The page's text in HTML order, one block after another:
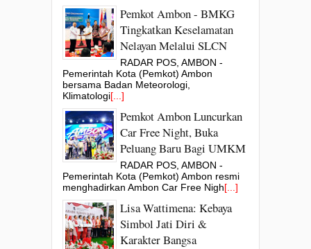
Pemkot Ambon - BMKG
Tingkatkan Keselamatan
Nelayan Melalui SLCN
RADAR POS, AMBON -
Pemerintah Kota (Pemkot) Ambon
bersama Badan Meteorologi,
Klimatologi[...]
Pemkot Ambon Luncurkan
Car Free Night, Buka
Peluang Baru Bagi UMKM
RADAR POS, AMBON -
Pemerintah Kota (Pemkot) Ambon resmi
menghadirkan Ambon Car Free Nigh[...]
Lisa Wattimena: Kebaya
Simbol Jati Diri &
Karakter Bangsa